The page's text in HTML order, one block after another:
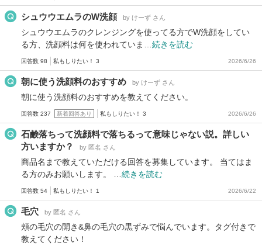
シュウウエムラのW洗顔 by けーず さん
シュウウエムラのクレンジングを使ってる方でW洗顔をしてい
る方、洗顔料は何を使われていま… 続きを読む
回答数 98 私もしりたい！ 3 2026/6/26
朝に使う洗顔料のおすすめ by けーず さん
朝に使う洗顔料のおすすめを教えてください。
回答数 237 新着回答あり 私もしりたい！ 3 2026/6/26
石鹸落ちって洗顔料で落ちるって意味じゃない説。詳しい
方いますか？
by 匿名 さん
商品名まで教えていただける回答を募集しています。 当てはま
る方のみお願いします。 … 続きを読む
回答数 54 私もしりたい！ 1 2026/6/22
毛穴 by 匿名 さん
頬の毛穴の開き&鼻の毛穴の黒ずみで悩んでいます。タグ付きで
教えてください！